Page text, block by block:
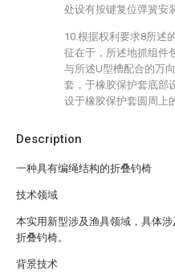
Description
一种具有编绳结构的折叠钓椅
技术领域
本实用新型涉及渔具领域，具体
折叠钓椅。
背景技术
处设有按键复位弹簧安
10.根据权利要求8所述
征在于，所述地抓组件
与所述U型槽配合的万
套，于橡胶保护套底部
设于橡胶保护套圆周上